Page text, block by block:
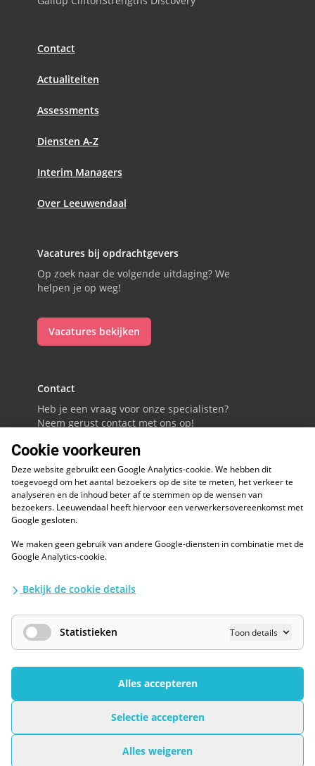
Sollicitaties gesloten
Contact
Actualiteiten
Assessments
Diensten A-Z
Interim Managers
Over Leeuwendaal
Contact
Heb je een vraag voor onze specialisten?
Neem gerust contact met ons op!
088 - 0086800
Volg ons op LinkedIn
Vacatures bij opdrachtgevers
Op zoek naar de volgende uitdaging? We
helpen je op weg!
Vacatures bekijken
Leeuwendaal © 2026 - All rights reserved
Technische implementatie doorSuper Interactive
ESG
Diversiteit en inclusie
Algemene voorwaarden
Waarborgen privacy en informatiebeveiliging
AI / LLM
Privacybescherming
Cookie voorkeuren
Deze website gebruikt een Google Analytics-cookie. We hebben dit
toegevoegd om het aantal bezoekers op de site te meten, het verkeer te
analyseren en de inhoud beter af te stemmen op de wensen van
bezoekers. Leeuwendaal heeft hiervoor een verwerkersovereenkomst met
Google gesloten.
We maken geen gebruik van andere Google-diensten in combinatie met de
Google Analytics-cookie.
Bekijk de cookie details
Statistieken Toon details
Alles accepteren
Selectie accepteren
Alles weigeren